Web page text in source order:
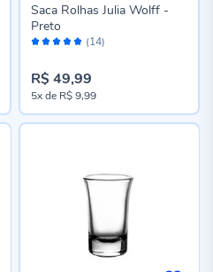
Avaliação: (14)
Saca Rolhas Julia Wolff -
Preto
R$ 49,99
5xde R$ 9,99